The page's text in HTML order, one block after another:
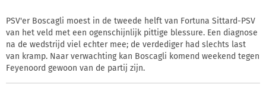
PSV'er Boscagli moest in de tweede helft van Fortuna Sittard-PSV
van het veld met een ogenschijnlijk pittige blessure. Een diagnose
na de wedstrijd viel echter mee; de verdediger had slechts last
van kramp. Naar verwachting kan Boscagli komend weekend tegen
Feyenoord gewoon van de partij zijn.